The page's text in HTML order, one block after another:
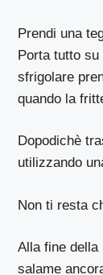
Prendi una
Porta tutto su
sfrigolare
quando la
Dopodichè
utilizzando
Non ti resta
Alla fine della
salame